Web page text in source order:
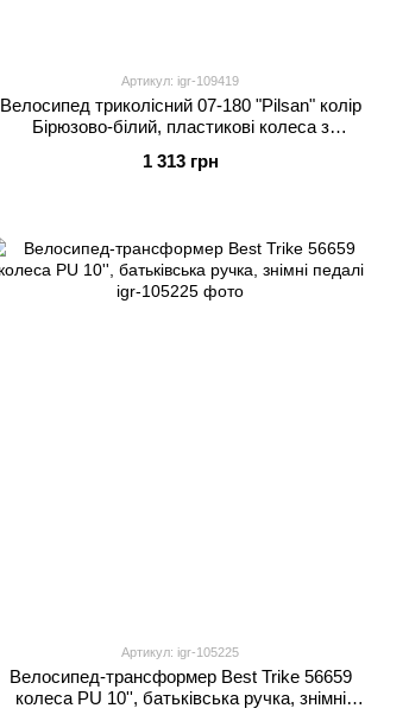
Артикул: igr-109419
Велосипед триколісний 07-180 "Pilsan" колір
Бірюзово-білий, пластикові колеса з
коробці
1 313 грн
Артикул: igr-105225
Велосипед-трансформер Best Trike 56659
колеса PU 10'', батьківська ручка, знімні